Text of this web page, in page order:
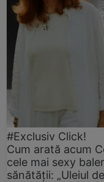
#Exclusiv Click!
Cum arată acum
cele mai sexy
sănătății: „Uleiul